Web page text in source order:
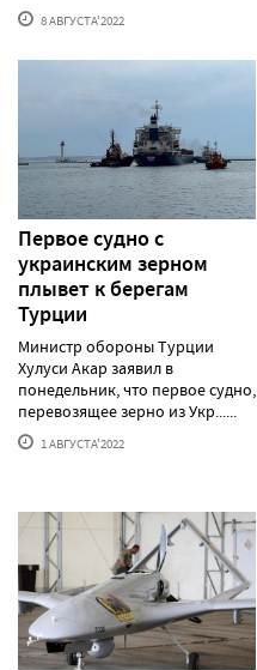
8 АВГУСТА'2022
Первое судно с
украинским зерном
плывет к берегам
Турции
Министр обороны Турции
Хулуси Акар заявил в
понедельник, что первое судно,
перевозящее зерно из Укр......
1 АВГУСТА'2022